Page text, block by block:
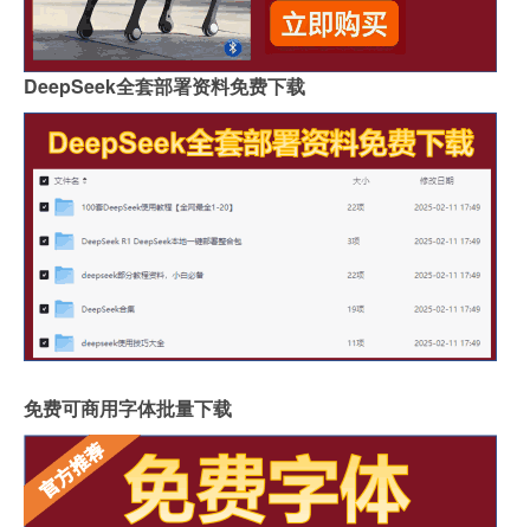
DeepSeek全套部署资料免费下载
免费可商用字体批量下载